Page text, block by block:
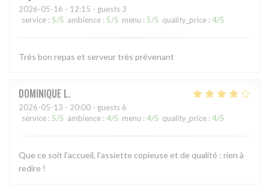
2026-05-16 - 12:15 - guests 3
service : 5/5 ambience : 5/5 menu : 5/5 quality_price : 4/5
Très bon repas et serveur très prévenant
DOMINIQUE L
2026-05-13 - 20:00 - guests 6
service : 5/5 ambience : 4/5 menu : 4/5 quality_price : 4/5
Que ce soit l'accueil, l'assiette copieuse et de qualité : rien à
redire !